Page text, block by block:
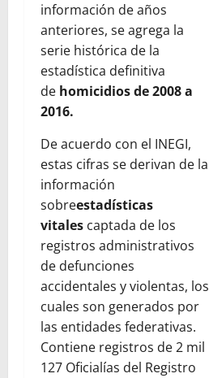
información de años
anteriores, se agrega la
serie histórica de la
estadística definitiva
de homicidios de 2008 a
2016.
De acuerdo con el INEGI,
estas cifras se derivan de la
información
sobreestadísticas
vitales captada de los
registros administrativos
de defunciones
accidentales y violentas, los
cuales son generados por
las entidades federativas.
Contiene registros de 2 mil
127 Oficialías del Registro